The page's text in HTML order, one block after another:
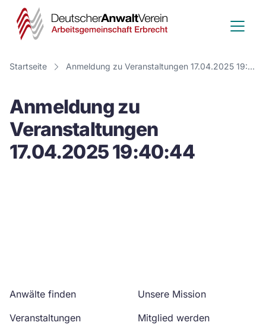
Deutscher
Anwalt
Verein
Startseite Anmeldung zu Veranstaltungen 17.04.2025 19:40:44
Anmeldung zu
Veranstaltungen
17.04.2025 19:40:44
Anwälte finden
Veranstaltungen
Unsere Mission
Mitglied werden